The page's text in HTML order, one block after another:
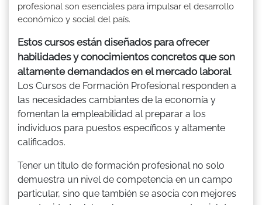
profesional son esenciales para impulsar el desarrollo
económico y social del país.
Estos cursos están diseñados para ofrecer
habilidades y conocimientos concretos que son
altamente demandados en el mercado laboral.
Los Cursos de Formación Profesional responden a
las necesidades cambiantes de la economía y
fomentan la empleabilidad al preparar a los
individuos para puestos específicos y altamente
calificados.
Tener un título de formación profesional no solo
demuestra un nivel de competencia en un campo
particular, sino que también se asocia con mejores